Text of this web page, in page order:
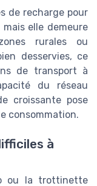
de recharge pour
elle demeure
rurales ou
desservies, ce
de transport à
du réseau
croissante pose
consommation.
à
ou la trottinette